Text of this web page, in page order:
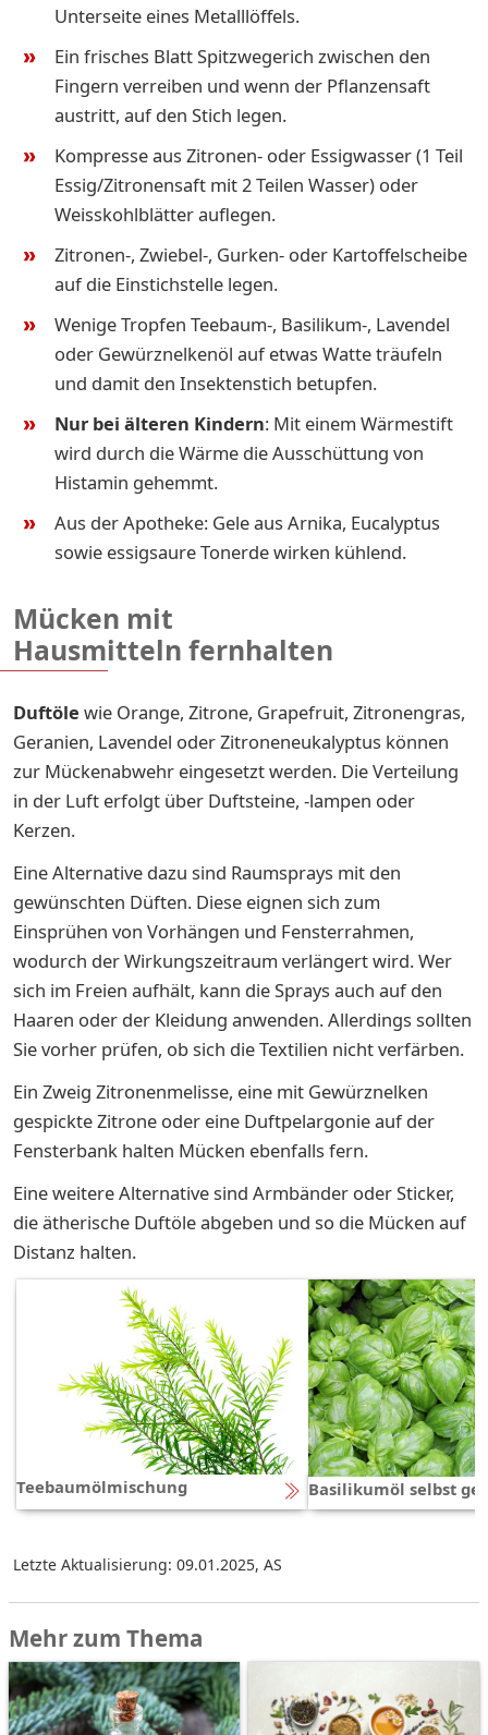
Unterseite eines Metalllöffels.
Ein frisches Blatt Spitzwegerich zwischen den
Fingern verreiben und wenn der Pflanzensaft
austritt, auf den Stich legen.
Kompresse aus Zitronen- oder Essigwasser (1 Teil
Essig/Zitronensaft mit 2 Teilen Wasser) oder
Weisskohlblätter auflegen.
Zitronen-, Zwiebel-, Gurken- oder Kartoffelscheibe
auf die Einstichstelle legen.
Wenige Tropfen Teebaum-, Basilikum-, Lavendel
oder Gewürznelkenöl auf etwas Watte träufeln
und damit den Insektenstich betupfen.
Nur bei älteren Kindern: Mit einem Wärmestift
wird durch die Wärme die Ausschüttung von
Histamin gehemmt.
Aus der Apotheke: Gele aus Arnika, Eucalyptus
sowie essigsaure Tonerde wirken kühlend.
Mücken mit
Hausmitteln fernhalten
Duftöle wie Orange, Zitrone, Grapefruit, Zitronengras,
Geranien, Lavendel oder Zitroneneukalyptus können
zur Mückenabwehr eingesetzt werden. Die Verteilung
in der Luft erfolgt über Duftsteine, -lampen oder
Kerzen.
Eine Alternative dazu sind Raumsprays mit den
gewünschten Düften. Diese eignen sich zum
Einsprühen von Vorhängen und Fensterrahmen,
wodurch der Wirkungszeitraum verlängert wird. Wer
sich im Freien aufhält, kann die Sprays auch auf den
Haaren oder der Kleidung anwenden. Allerdings sollten
Sie vorher prüfen, ob sich die Textilien nicht verfärben.
Ein Zweig Zitronenmelisse, eine mit Gewürznelken
gespickte Zitrone oder eine Duftpelargonie auf der
Fensterbank halten Mücken ebenfalls fern.
Eine weitere Alternative sind Armbänder oder Sticker,
die ätherische Duftöle abgeben und so die Mücken auf
Distanz halten.
Teebaumölmischung Basilikumöl selbst
Letzte Aktualisierung: 09.01.2025, AS
Mehr zum Thema